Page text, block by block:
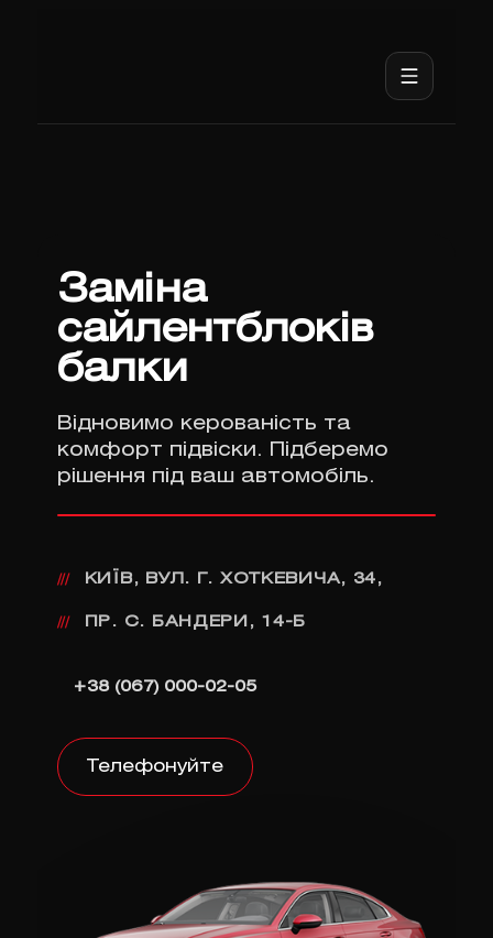
Заміна
сайлентблоків
балки
Відновимо керованість та
комфорт підвіски. Підберемо
рішення під ваш автомобіль.
/// КИЇВ, ВУЛ. Г. ХОТКЕВИЧА, 34,
/// ПР. С. БАНДЕРИ, 14-Б
+38 (067) 000-02-05
Телефонуйте